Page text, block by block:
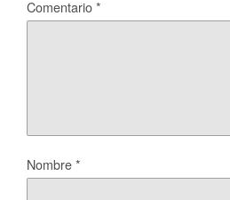
Comentario*
Nombre*